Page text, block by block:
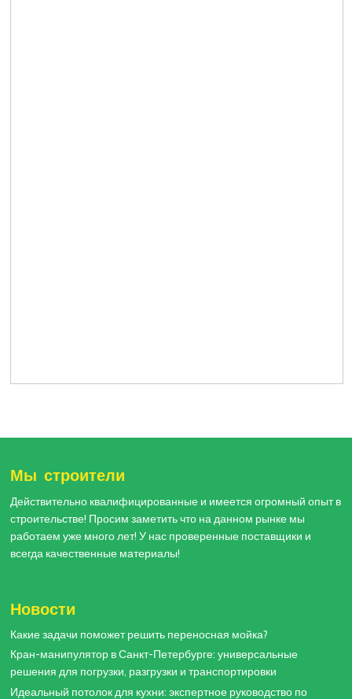
Мы строители
Действительно квалифицированные и имеется огромный опыт в
строительстве! Просим заметить что на данном рынке мы
работаем уже много лет! У нас проверенные поставщики и
всегда качественные материалы!
Новости
Какие задачи поможет решить переносная мойка?
Кран-манипулятор в Санкт-Петербурге: универсальные
решения для погрузки, разгрузки и транспортировки
Идеальный потолок для кухни: экспертное руководство по